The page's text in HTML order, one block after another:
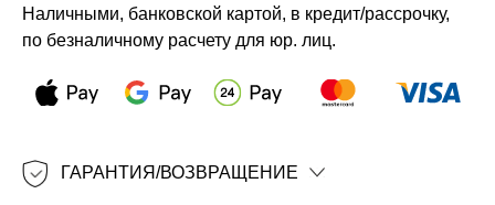
Копировать
Наличными, банковской картой, в кредит/рассрочку,
по безналичному расчету для юр. лиц.
ГАРАНТИЯ/ВОЗВРАЩЕНИЕ